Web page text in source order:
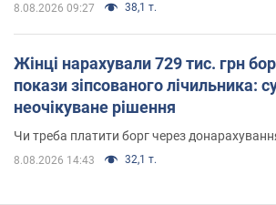
8.08.2026 09:27 38,1 т.
Жінці нарахували 729 тис. грн
покази зіпсованого лічильника:
неочікуване рішення
Чи треба платити борг через
8.08.2026 14:43 32,1 т.